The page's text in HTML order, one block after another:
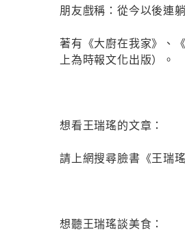
朋友戲稱：從今以後連
著有《大廚在我家》、
上為時報文化出版）。
想看王瑞瑤的文章：
請上網搜尋臉書《王瑞
想聽王瑞瑤談美食：